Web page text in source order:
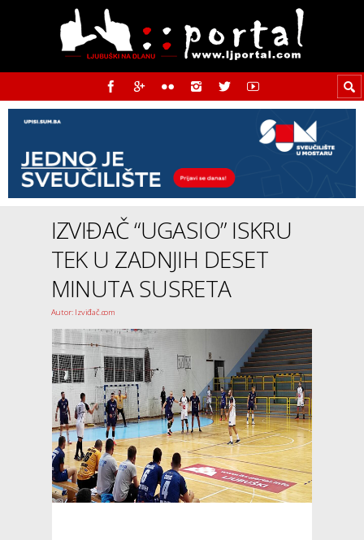
IZVIĐAČ “UGASIO” ISKRU
TEK U ZADNJIH DESET
MINUTA SUSRETA
Autor: Izviđač.com